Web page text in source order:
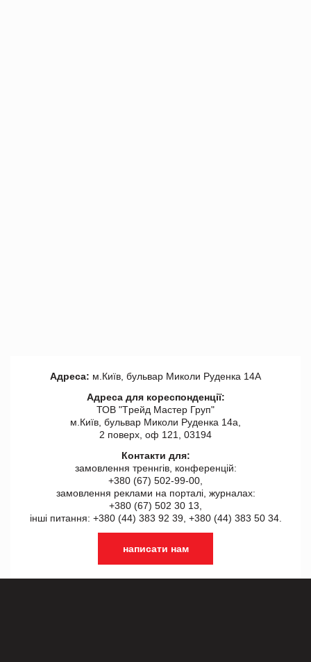
Адреса: м.Київ, бульвар Миколи Руденка 14А
Адреса для кореспонденції:
ТОВ "Tрейд Мастер Груп"
м.Київ, бульвар Миколи Руденка 14а,
2 поверх, оф 121, 03194
Контакти для:
замовлення треннгів, конференцій:
+380 (67) 502-99-00,
замовлення реклами на порталі, журналах:
+380 (67) 502 30 13,
інші питання: +380 (44) 383 92 39, +380 (44) 383 50 34.
написати нам